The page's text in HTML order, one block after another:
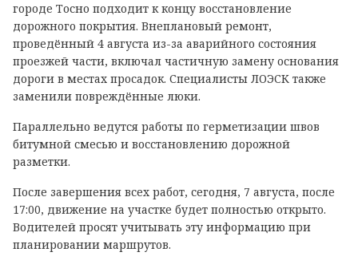
городе Тосно подходит к концу восстановление
дорожного покрытия. Внеплановый ремонт,
проведённый 4 августа из-за аварийного состояния
проезжей части, включал частичную замену основания
дороги в местах просадок. Специалисты ЛОЭСК также
заменили повреждённые люки.
Параллельно ведутся работы по герметизации швов
битумной смесью и восстановлению дорожной
разметки.
После завершения всех работ, сегодня, 7 августа, после
17:00, движение на участке будет полностью открыто.
Водителей просят учитывать эту информацию при
планировании маршрутов.